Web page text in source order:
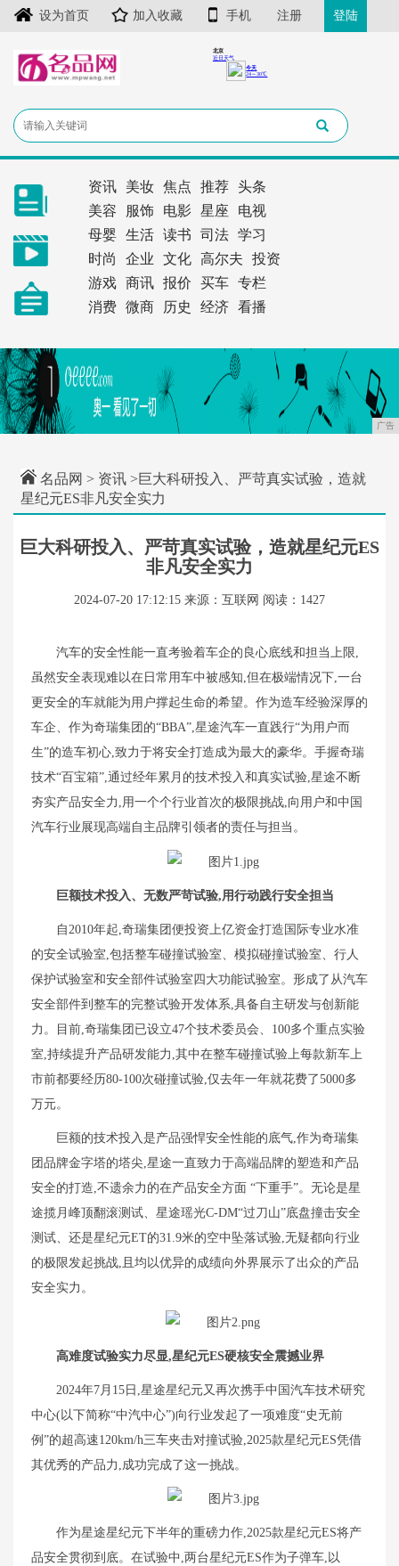
设为首页 加入收藏 手机 注册 登陆
资讯 美妆 焦点 推荐
头条
美容
服饰 电影 星座
电视
母婴
生活 读书 司法
学习
时尚
企业 文化 高尔夫
投资
游戏
商讯 报价 买车
专栏
消费
微商 历史 经济 看播
广告
名品网 > 资讯 >巨大科研投入、严苛真实试验，造就
星纪元ES非凡安全实力
巨大科研投入、严苛真实试验，造就星纪元ES
非凡安全实力
2024-07-20 17:12:15 来源：互联网 阅读：1427
汽车的安全性能一直考验着车企的良心底线和担当上限,
虽然安全表现难以在日常用车中被感知,但在极端情况下,一台
更安全的车就能为用户撑起生命的希望。作为造车经验深厚的
车企、作为奇瑞集团的“BBA”,星途汽车一直践行“为用户而
生”的造车初心,致力于将安全打造成为最大的豪华。手握奇瑞
技术“百宝箱”,通过经年累月的技术投入和真实试验,星途不断
夯实产品安全力,用一个个行业首次的极限挑战,向用户和中国
汽车行业展现高端自主品牌引领者的责任与担当。
巨额技术投入、无数严苛试验,用行动践行安全担当
自2010年起,奇瑞集团便投资上亿资金打造国际专业水准
的安全试验室,包括整车碰撞试验室、模拟碰撞试验室、行人
保护试验室和安全部件试验室四大功能试验室。形成了从汽车
安全部件到整车的完整试验开发体系,具备自主研发与创新能
力。目前,奇瑞集团已设立47个技术委员会、100多个重点实验
室,持续提升产品研发能力,其中在整车碰撞试验上每款新车上
市前都要经历80-100次碰撞试验,仅去年一年就花费了5000多
万元。
巨额的技术投入是产品强悍安全性能的底气,作为奇瑞集
团品牌金字塔的塔尖,星途一直致力于高端品牌的塑造和产品
安全的打造,不遗余力的在产品安全方面 “下重手”。无论是星
途揽月峰顶翻滚测试、星途瑶光C-DM“过刀山”底盘撞击安全
测试、还是星纪元ET的31.9米的空中坠落试验,无疑都向行业
的极限发起挑战,且均以优异的成绩向外界展示了出众的产品
安全实力。
高难度试验实力尽显,星纪元ES硬核安全震撼业界
2024年7月15日,星途星纪元又再次携手中国汽车技术研究
中心(以下简称“中汽中心”)向行业发起了一项难度“史无前
例”的超高速120km/h三车夹击对撞试验,2025款星纪元ES凭借
其优秀的产品力,成功完成了这一挑战。
作为星途星纪元下半年的重磅力作,2025款星纪元ES将产
品安全贯彻到底。在试验中,两台星纪元ES作为子弹车,以